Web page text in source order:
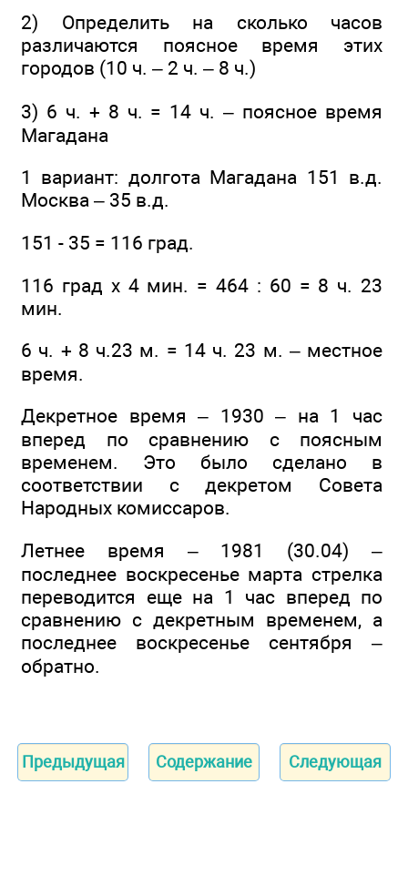
2) Определить на сколько часов
различаются поясное время этих
городов (10 ч. – 2 ч. – 8 ч.)
3) 6 ч. + 8 ч. = 14 ч. – поясное время
Магадана
1 вариант: долгота Магадана 151 в.д.
Москва – 35 в.д.
151 - 35 = 116 град.
116 град х 4 мин. = 464 : 60 = 8 ч. 23
мин.
6 ч. + 8 ч.23 м. = 14 ч. 23 м. – местное
время.
Декретное время – 1930 – на 1 час
вперед по сравнению с поясным
временем. Это было сделано в
соответствии с декретом Совета
Народных комиссаров.
Летнее время – 1981 (30.04) –
последнее воскресенье марта стрелка
переводится еще на 1 час вперед по
сравнению с декретным временем, а
последнее воскресенье сентября –
обратно.
Предыдущая Содержание Следующая